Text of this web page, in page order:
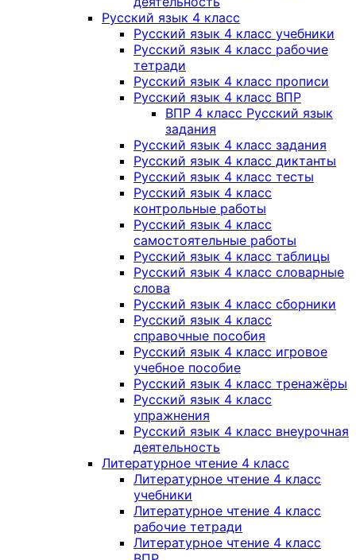
Русский язык 4 класс
Русский язык 4 класс учебники
Русский язык 4 класс рабочие
тетради
Русский язык 4 класс прописи
Русский язык 4 класс ВПР
ВПР 4 класс Русский язык
задания
Русский язык 4 класс задания
Русский язык 4 класс диктанты
Русский язык 4 класс тесты
Русский язык 4 класс
контрольные работы
Русский язык 4 класс
самостоятельные работы
Русский язык 4 класс таблицы
Русский язык 4 класс словарные
слова
Русский язык 4 класс сборники
Русский язык 4 класс
справочные пособия
Русский язык 4 класс игровое
учебное пособие
Русский язык 4 класс тренажёры
Русский язык 4 класс
упражнения
Русский язык 4 класс внеурочная
деятельность
Литературное чтение 4 класс
Литературное чтение 4 класс
учебники
Литературное чтение 4 класс
рабочие тетради
Литературное чтение 4 класс